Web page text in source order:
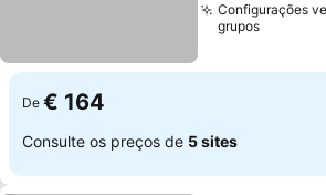
Configurações
grupos
De € 164
Consulte os preços de 5 sites